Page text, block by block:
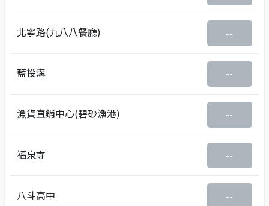
北寧路(九八八餐廳) --
藍投溝 --
漁貨直銷中心(碧砂漁港) --
福泉寺 --
八斗高中 --